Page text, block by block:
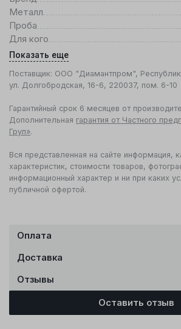
Металл
Проба
Для кого
Показать еще
Поставщик: ООО "Диамантпром",
ул. Долгобродская, 16-6, 220037, пом. 6-10
Гарантийный срок 6 месяцев от
Дополнительная гарантия от Частного
Груп».
Вся представленная на сайте информация,
характеристик, стоимости товаров,
информационный характер и ни при каких
публичной офертой.
Оплата
Доставка
Отзывы
Оставить отзыв